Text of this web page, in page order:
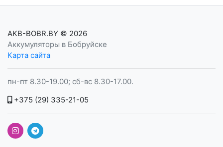
AKB-BOBR.BY © 2026
Аккумуляторы в Бобруйске
Карта сайта
пн-пт 8.30-19.00; сб-вс 8.30-17.00.
+375 (29) 335-21-05